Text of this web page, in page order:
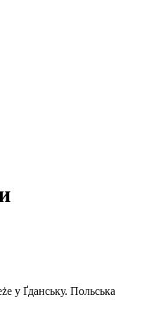
у Ґданську. Польська